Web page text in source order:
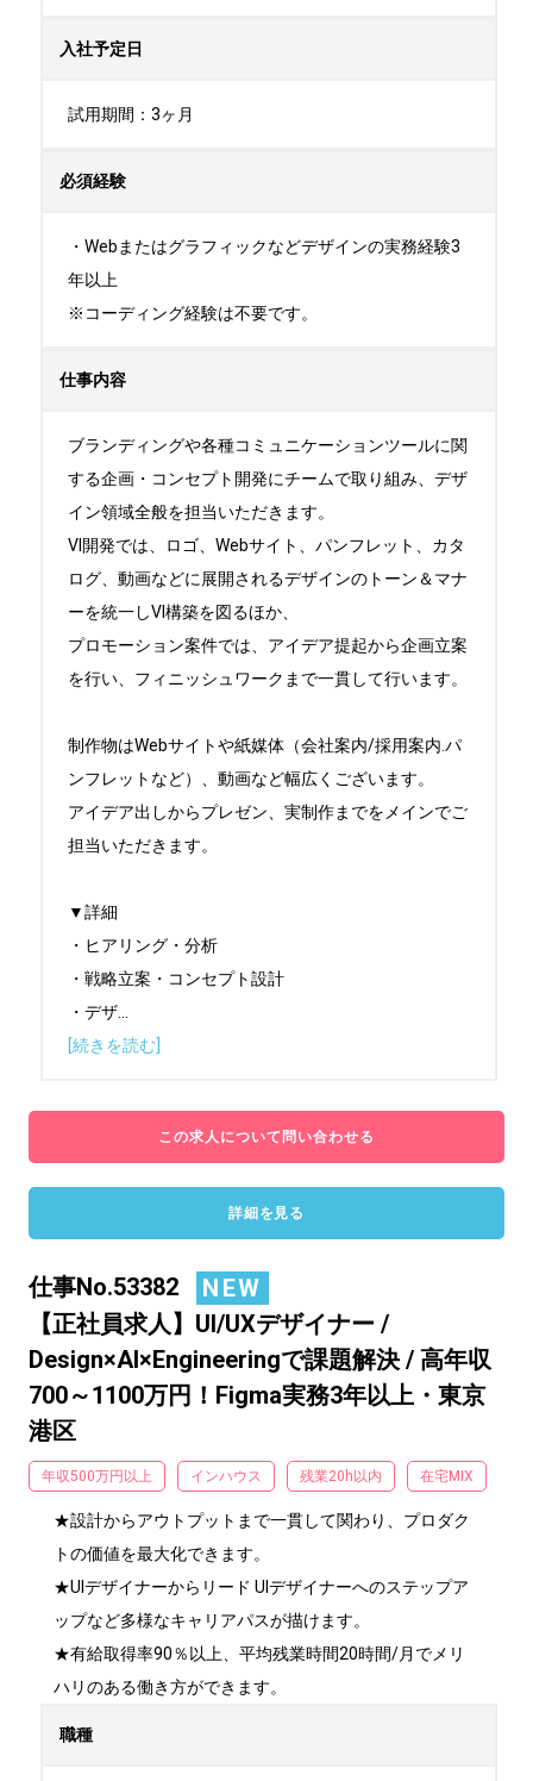
入社予定日
試用期間：3ヶ月
必須経験
・Webまたはグラフィックなどデザインの実務経験3
年以上
※コーディング経験は不要です。
仕事内容
ブランディングや各種コミュニケーションツールに関
する企画・コンセプト開発にチームで取り組み、デザ
イン領域全般を担当いただきます。
VI開発では、ロゴ、Webサイト、パンフレット、カタ
ログ、動画などに展開されるデザインのトーン＆マナ
ーを統一しVI構築を図るほか、
プロモーション案件では、アイデア提起から企画立案
を行い、フィニッシュワークまで一貫して行います。
制作物はWebサイトや紙媒体（会社案内/採用案内.パ
ンフレットなど）、動画など幅広くございます。
アイデア出しからプレゼン、実制作までをメインでご
担当いただきます。
▼詳細
・ヒアリング・分析
・戦略立案・コンセプト設計
・デザ
[続きを読む]
この求人について問い合わせる
詳細を見る
仕事No.53382
NEW
【正社員求人】UI/UXデザイナー /
Design×AI×Engineeringで課題解決 / 高年収
700～1100万円！Figma実務3年以上・東京
港区
年収500万円以上 インハウス 残業20h以内 在宅MIX
★設計からアウトプットまで一貫して関わり、プロダク
トの価値を最大化できます。
★UIデザイナーからリード UIデザイナーへのステップア
ップなど多様なキャリアパスが描けます。
★有給取得率90％以上、平均残業時間20時間/月でメリ
ハリのある働き方ができます。
職種